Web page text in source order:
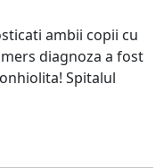
ambii copii cu
diagnoza a fost
Spitalul